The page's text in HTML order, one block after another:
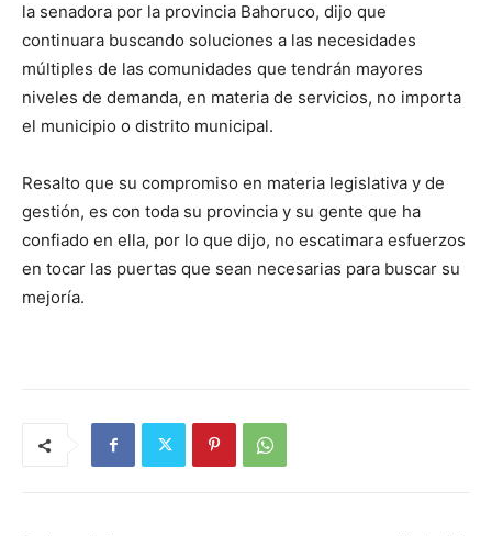
la senadora por la provincia Bahoruco, dijo que
continuara buscando soluciones a las necesidades
múltiples de las comunidades que tendrán mayores
niveles de demanda, en materia de servicios, no importa
el municipio o distrito municipal.
Resalto que su compromiso en materia legislativa y de
gestión, es con toda su provincia y su gente que ha
confiado en ella, por lo que dijo, no escatimara esfuerzos
en tocar las puertas que sean necesarias para buscar su
mejoría.